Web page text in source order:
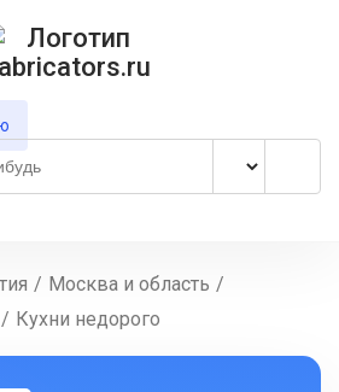
/ Москва и область /
/ Кухни недорого